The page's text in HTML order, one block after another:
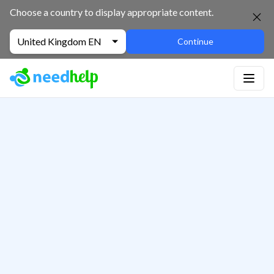
Choose a country to display appropriate content.
United Kingdom EN Continue